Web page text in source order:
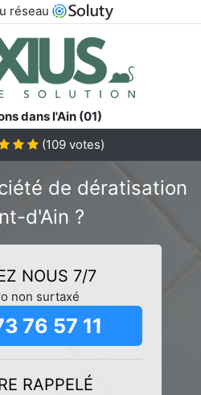
réseau
dans l'Ain (01)
(109 votes)
de dératisation
d'Ain ?
NOUS 7/7
non surtaxé
76 57 11
RAPPELÉ